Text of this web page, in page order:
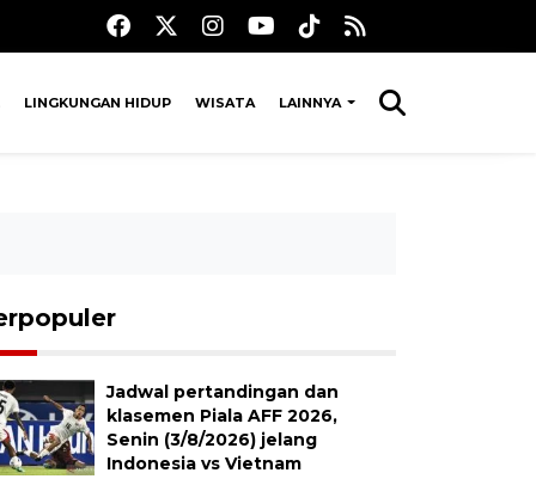
LINGKUNGAN HIDUP WISATA LAINNYA
Jadwal pertandingan dan
klasemen Piala AFF 2026,
Senin (3/8/2026) jelang
Indonesia vs Vietnam